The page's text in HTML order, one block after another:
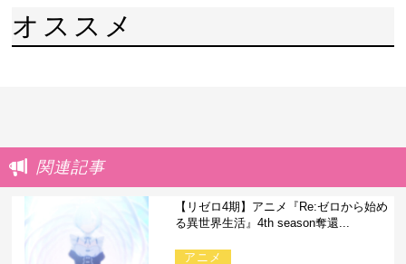
オススメ
関連記事
【リゼロ4期】アニメ『Re:ゼロから始め
る異世界生活』4th season奪還...
アニメ